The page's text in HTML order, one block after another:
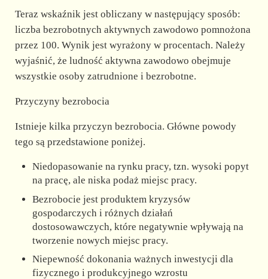
Teraz wskaźnik jest obliczany w następujący sposób:
liczba bezrobotnych aktywnych zawodowo pomnożona
przez 100. Wynik jest wyrażony w procentach. Należy
wyjaśnić, że ludność aktywna zawodowo obejmuje
wszystkie osoby zatrudnione i bezrobotne.
Przyczyny bezrobocia
Istnieje kilka przyczyn bezrobocia. Główne powody
tego są przedstawione poniżej.
Niedopasowanie na rynku pracy, tzn. wysoki popyt
na pracę, ale niska podaż miejsc pracy.
Bezrobocie jest produktem kryzysów
gospodarczych i różnych działań
dostosowawczych, które negatywnie wpływają na
tworzenie nowych miejsc pracy.
Niepewność dokonania ważnych inwestycji dla
fizycznego i produkcyjnego wzrostu